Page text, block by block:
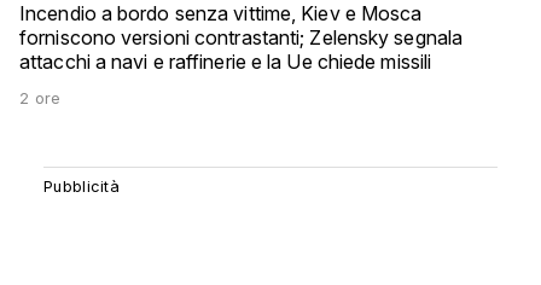
Incendio a bordo senza vittime, Kiev e Mosca
forniscono versioni contrastanti; Zelensky segnala
attacchi a navi e raffinerie e la Ue chiede missili
2 ore